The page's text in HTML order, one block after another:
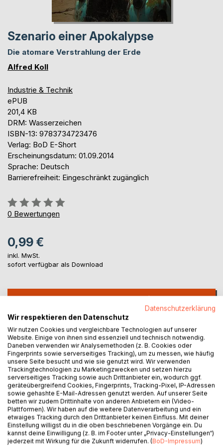
Szenario einer Apokalypse
Die atomare Verstrahlung der Erde
Alfred Koll
Industrie & Technik
ePUB
201,4 KB
DRM: Wasserzeichen
ISBN-13: 9783734723476
Verlag: BoD E-Short
Erscheinungsdatum: 01.09.2014
Sprache: Deutsch
Barrierefreiheit: Eingeschränkt zugänglich
Bewertung::
0%
0 Bewertungen
0,99 €
inkl. MwSt.
sofort verfügbar als Download
IN DEN WARENKORB
Auf die Merkliste
Titel bewerten
BESCHREIBUNG
Es wird beschrieben, welches Szenario ausgelöst werden
Datenschutzerklärung
Wir respektieren den Datenschutz
Wir nutzen Cookies und vergleichbare Technologien auf unserer
Website. Einige von ihnen sind essenziell und technisch notwendig.
Daneben verwenden wir Analysemethoden (z. B. Cookies oder
Fingerprints sowie serverseitiges Tracking), um zu messen, wie häufig
unsere Seite besucht und wie sie genutzt wird. Wir verwenden
Trackingtechnologien zu Marketingzwecken und setzen hierzu
serverseitiges Tracking sowie auch Drittanbieter ein, wodurch ggf.
geräteübergreifend Cookies, Fingerprints, Tracking-Pixel, IP-Adressen
sowie gehashte E-Mail-Adressen genutzt werden. Auf unserer Seite
betten wir zudem Drittinhalte von anderen Anbietern ein (Video-
Plattformen). Wir haben auf die weitere Datenverarbeitung und ein
etwaiges Tracking durch den Drittanbieter keinen Einfluss. Mit deiner
Einstellung willigst du in die oben beschriebenen Vorgänge ein. Du
kannst deine Einwilligung (z. B. im Footer unter „Privacy-Einstellungen“)
jederzeit mit Wirkung für die Zukunft widerrufen. (BoD-Impressum)